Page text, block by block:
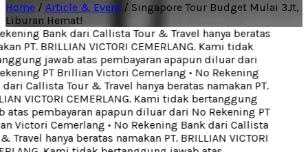
Home / Article & Event / Singapore Tour Budget Mulai 3Jt,
Liburan Hemat!
Bank dari Callista Tour & Travel hanya beratas
PT. BRILLIAN VICTORI CEMERLANG. Kami tidak
jawab atas pembayaran apapun diluar dari
PT Brillian Victori Cemerlang• No Rekening
Callista Tour & Travel hanya beratas namakan PT.
VICTORI CEMERLANG. Kami tidak bertanggung
pembayaran apapun diluar dari No Rekening PT
Victori Cemerlang• No Rekening Bank dari Callista
Travel hanya beratas namakan PT. BRILLIAN VICTORI